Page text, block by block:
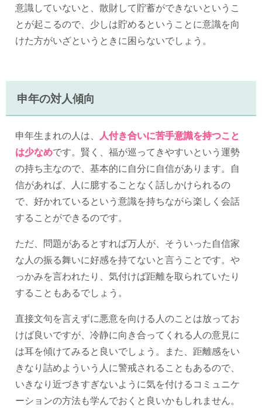
意識していないと、散財して貯蓄ができないというこ
とが起こるので、少しは貯めるということに意識を向
けた方がいざというときに困らないでしょう。
申年の対人傾向
申年生まれの人は、 人付き合いに苦手意識を持つこと
は少なめです。賢く、福が巡ってきやすいという運勢
の持ち主なので、基本的に自分に自信があります。自
信があれば、人に臆することなく話しかけられるの
で、好かれているという意識を持ちながら楽しく会話
することができるのです。
ただ、問題があるとすれば万人が、そういった自信家
な人の振る舞いに好感を持てないと言うことです。や
っかみを言われたり、気付けば距離を取られていたり
することもあるでしょう。
直接文句を言えずに悪意を向ける人のことは放ってお
けば良いですが、冷静に向き合ってくれる人の意見に
は耳を傾けてみると良いでしょう。また、距離感をい
きなり詰めよういう人に警戒されることもあるので、
いきなり近づきすぎないように気を付けるコミュニケ
ーションの方法も学んでおくと良いかもしれません。